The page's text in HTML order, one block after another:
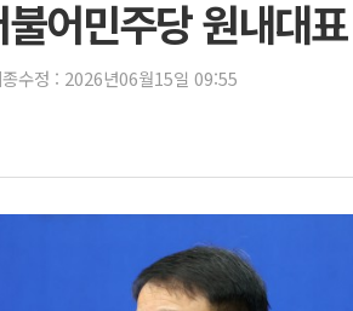
이란와
[인도
황희
폭염
사우디
용산
어민주당 원내대표
수정 : 2026년06월15일 09:55